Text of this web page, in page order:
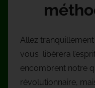
Allez
vous libérera
encombrent notre
révolutionnaire,